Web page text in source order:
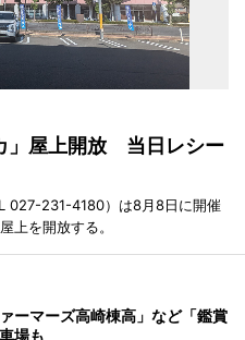
」屋上開放 当日レシー
027-231-4180）は8月8日に開催
上を開放する。
ーマーズ高崎棟高」など「鑑賞
場も